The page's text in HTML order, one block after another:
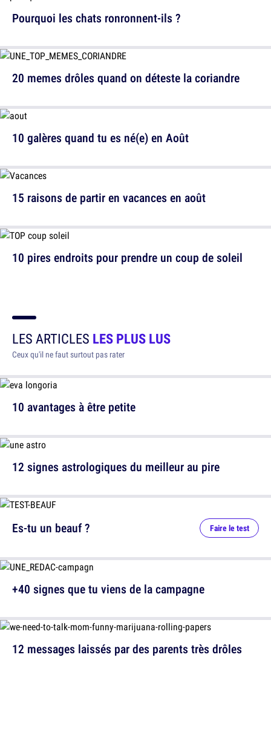
20 memes drôles quand on déteste la coriandre
15 raisons de partir en vacances en août
Pourquoi les chats ronronnent-ils ?
10 galères quand tu es né(e) en Août
10 pires endroits pour prendre un coup de soleil
LES ARTICLES LES PLUS LUS
Ceux qu'il ne faut surtout pas rater
10 avantages à être petite
12 signes astrologiques du meilleur au pire
12 messages laissés par des parents très drôles
Es-tu un beauf ? Faire le test
+40 signes que tu viens de la campagne